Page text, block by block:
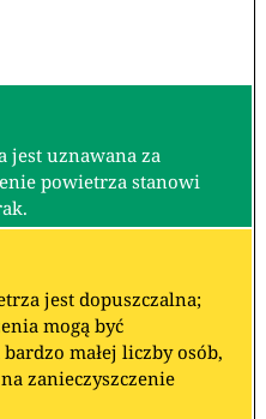
jest uznawana za
powietrza stanowi
jest dopuszczalna;
mogą być
małej liczby osób,
zanieczyszczenie